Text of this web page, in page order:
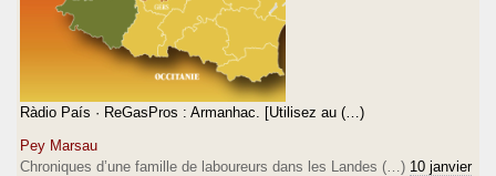
Ràdio País · ReGasPros : Armanhac. [Utilisez au (…)
Pey Marsau
Chroniques d’une famille de laboureurs dans les Landes (…) 10 janvier